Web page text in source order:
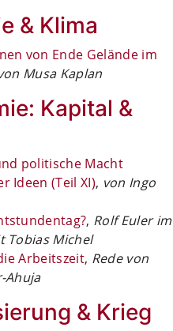
& Klima
von Ende Gelände im
Musa Kaplan
Kapital &
politische Macht
Ideen (Teil XI), von Ingo
, Rolf Euler im
Tobias Michel
Arbeitszeit, Rede von
Ahuja
& Krieg